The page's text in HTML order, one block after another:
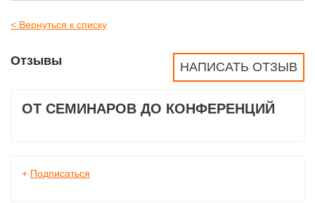
< Вернуться к списку
НАПИСАТЬ ОТЗЫВ
Отзывы
ОТ СЕМИНАРОВ ДО КОНФЕРЕНЦИЙ
+ Подписаться